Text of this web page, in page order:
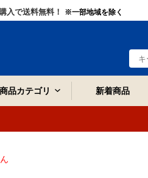
入で送料無料！ ※一部地域を除く
商品カテゴリ 新着商品